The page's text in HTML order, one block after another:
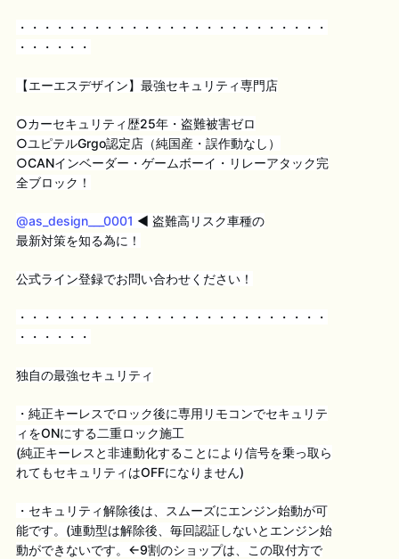
・・・・・・・・・・・・・・・・・・・・・・・・・
・・・・・・
【エーエスデザイン】最強セキュリティ専門店
○カーセキュリティ歴25年・盗難被害ゼロ
○ユピテルGrgo認定店（純国産・誤作動なし）
○CANインベーダー・ゲームボーイ・リレーアタック完
全ブロック！
@as_design___0001 ◀︎ 盗難高リスク車種の
最新対策を知る為に！
公式ライン登録でお問い合わせください！
・・・・・・・・・・・・・・・・・・・・・・・・・
・・・・・・
独自の最強セキュリティ
・純正キーレスでロック後に専用リモコンでセキュリテ
ィをONにする二重ロック施工
(純正キーレスと非連動化することにより信号を乗っ取ら
れてもセキュリティはOFFになりません)
・セキュリティ解除後は、スムーズにエンジン始動が可
能です。(連動型は解除後、毎回認証しないとエンジン始
動ができないです。←9割のショップは、この取付方で